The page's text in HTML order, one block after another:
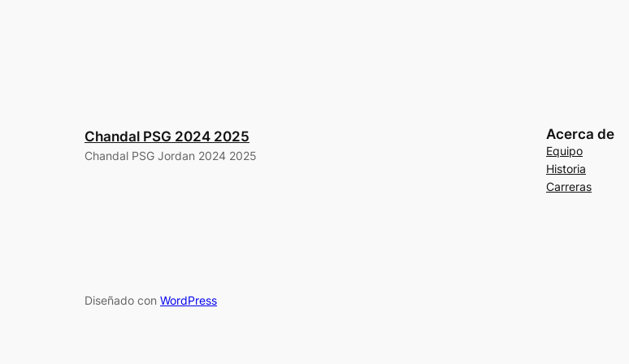
Chandal PSG 2024 2025
Chandal PSG Jordan 2024 2025
Acerca de
Equipo
Historia
Carreras
Diseñado con WordPress